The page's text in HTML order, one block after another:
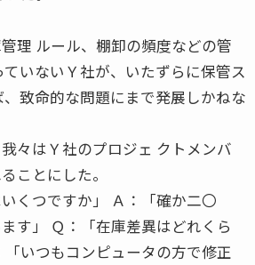
理 ルール、棚卸の頻度などの管
いないＹ社が、いたずらに保管ス
致命的な問題にまで発展しかねな
々はＹ社のプロジェ クトメンバ
ことにした。
くつですか」 Ａ：「確か二〇
す」 Ｑ：「在庫差異はどれくら
いつもコンピュータの方で修正